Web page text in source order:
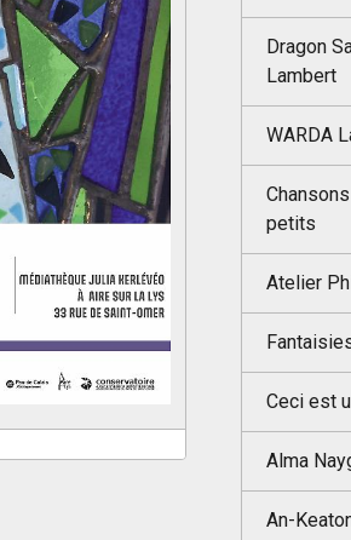
Dragon
Lambert
WARDA
petits
Atelier
Ceci est
Alma
An-